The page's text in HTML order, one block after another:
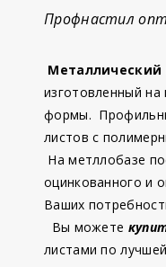
Профнастил
Металлический
изготовленный на
формы.
листов с
На метллобазе
оцинкованного и
Ваших
Вы можете
листами по